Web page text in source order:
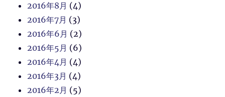
2016年8月 (4)
2016年7月 (3)
2016年6月 (2)
2016年5月 (6)
2016年4月 (4)
2016年3月 (4)
2016年2月 (5)